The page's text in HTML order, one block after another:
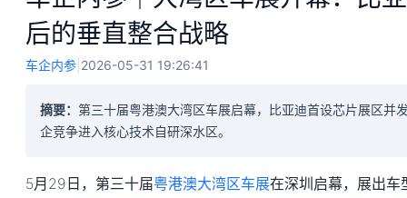
后的垂直整合战略
车企内参 2026-05-31 19:26:41
摘要： 第三十届粤港澳大湾区车展启幕，比亚迪首设芯片展区并
企竞争进入核心技术自研深水区。
5月29日，第三十届粤港澳大湾区车展在深圳启幕，展出